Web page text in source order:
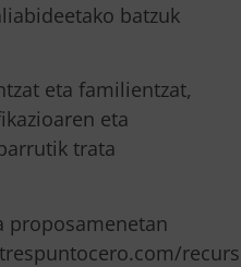
batzuk
eta familientzat,
eta
trata
proposamenetan